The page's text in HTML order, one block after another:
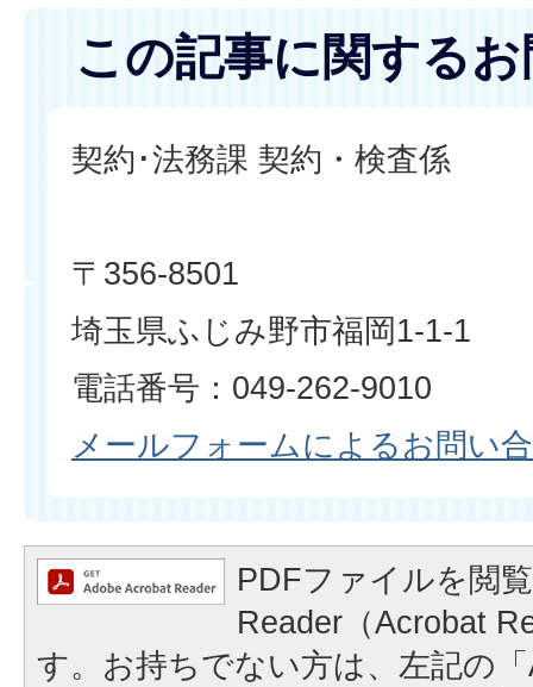
この記事に関する
契約･法務課 契約・検査係
〒356-8501
埼玉県ふじみ野市福岡1-1-1
電話番号：049-262-9010
メールフォームによるお問い
PDFファイルを閲
Reader（Acrobat
す。お持ちでない方は、左記の